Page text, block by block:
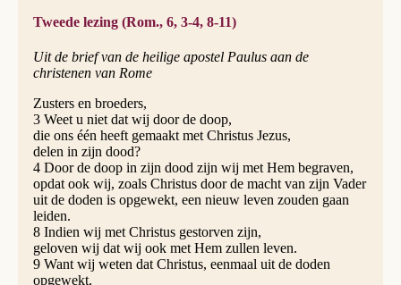
Tweede lezing (Rom., 6, 3-4, 8-11)
Uit de brief van de heilige apostel Paulus aan de
christenen van Rome
Zusters en broeders,
3 Weet u niet dat wij door de doop,
die ons één heeft gemaakt met Christus Jezus,
delen in zijn dood?
4 Door de doop in zijn dood zijn wij met Hem begraven,
opdat ook wij, zoals Christus door de macht van zijn Vader
uit de doden is opgewekt, een nieuw leven zouden gaan
leiden.
8 Indien wij met Christus gestorven zijn,
geloven wij dat wij ook met Hem zullen leven.
9 Want wij weten dat Christus, eenmaal uit de doden
opgewekt,